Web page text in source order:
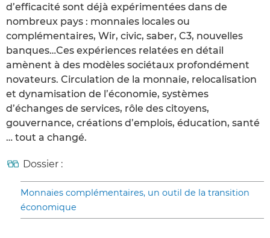
d’efficacité sont déjà expérimentées dans de
nombreux pays : monnaies locales ou
complémentaires, Wir, civic, saber, C3, nouvelles
banques…Ces expériences relatées en détail
amènent à des modèles sociétaux profondément
novateurs. Circulation de la monnaie, relocalisation
et dynamisation de l’économie, systèmes
d’échanges de services, rôle des citoyens,
gouvernance, créations d’emplois, éducation, santé
… tout a changé.
Dossier :
Monnaies complémentaires, un outil de la transition
économique